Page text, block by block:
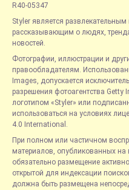
R40-05347
Styler является
рассказывающим о людях,
новостей.
Фотографии, иллюстрации и
правообладателям.
Images, допускается
разрешения фотоагентства
логотипом «Styler» или
использоваться на условиях
4.0 International.
При полном или частичном
материалов, опубликованных на
обязательно размещение
открытой для индексации
должна быть размещена